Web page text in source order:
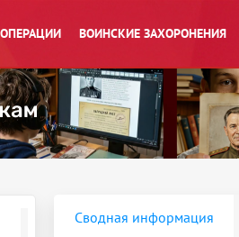
ВОИНСКИЕ ЗАХОРОНЕНИЯ
Сводная информация